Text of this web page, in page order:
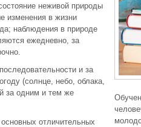
неживой природы
изменения в жизни
наблюдения в природе
ежедневно, за
и за
(солнце, небо, облака,
за одним и тем же
отличительных